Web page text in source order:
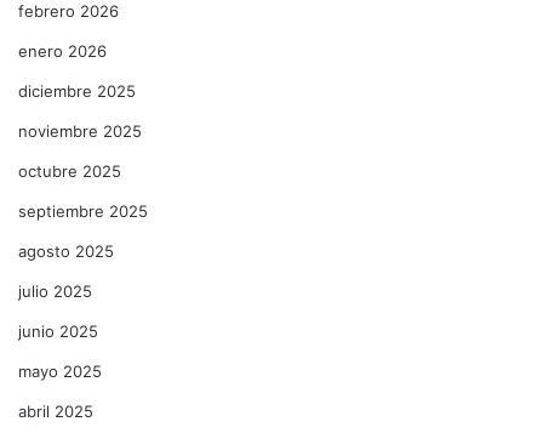
febrero 2026
enero 2026
diciembre 2025
noviembre 2025
octubre 2025
septiembre 2025
agosto 2025
julio 2025
junio 2025
mayo 2025
abril 2025